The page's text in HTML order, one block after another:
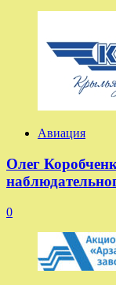
Авиация
Олег
0